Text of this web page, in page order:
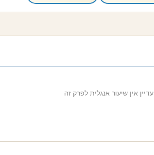
עדיין אין שיעור אנגלית לפרק זה